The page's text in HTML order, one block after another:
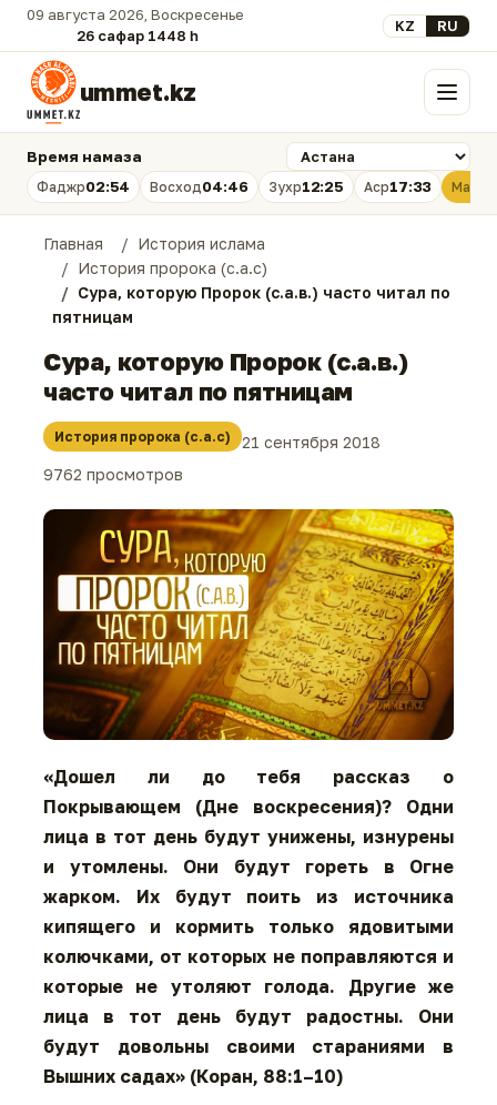
09 августа 2026, Воскресенье
26 сафар 1448 һ.
Выберите язык
KZ RU
ummet.kz Меню
Время намаза
Фаджр02:54 Восход04:46 Зухр12:25 Аср17:33
Главная
История ислама
История пророка (с.а.с)
Сура, которую Пророк (с.а.в.) часто читал по
пятницам
Сура, которую Пророк (с.а.в.)
часто читал по пятницам
История пророка (с.а.с)
21 сентября 2018
9762 просмотров
«Дошел ли до тебя рассказ о
Покрывающем (Дне воскресения)? Одни
лица в тот день будут унижены, изнурены
и утомлены. Они будут гореть в Огне
жарком. Их будут поить из источника
кипящего и кормить только ядовитыми
колючками, от которых не поправляются и
которые не утоляют голода. Другие же
лица в тот день будут радостны. Они
будут довольны своими стараниями в
Вышних садах» (Коран, 88:1–10)